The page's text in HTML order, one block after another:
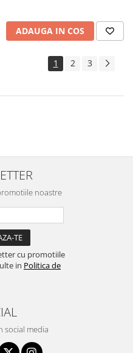
ADAUGA IN COS
1 2 3
noastre
cu promotiile
in Politica de
social media